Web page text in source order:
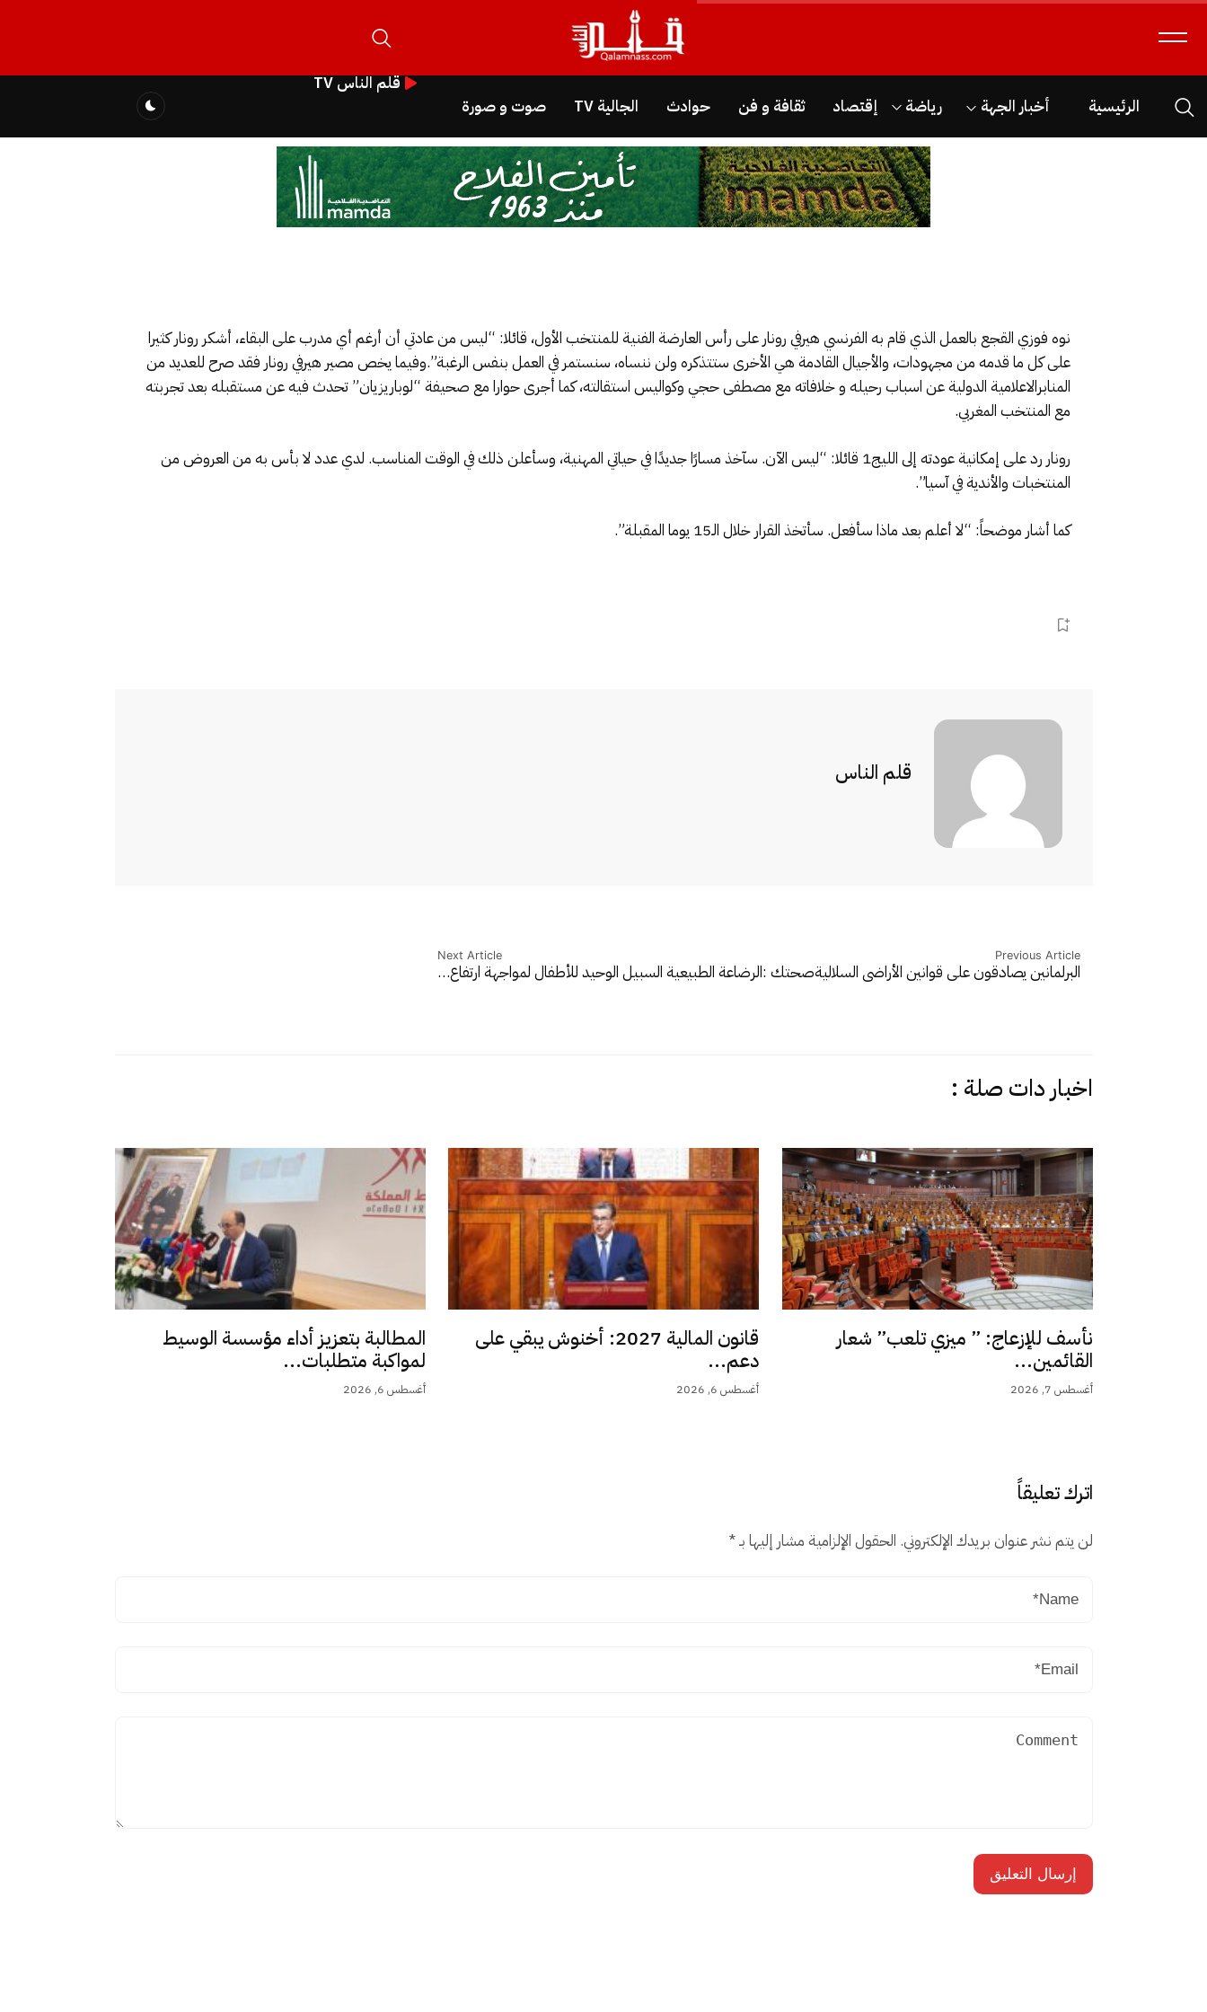
الرئيسية أخبار الجهة رياضة إقتصاد ثقافة و فن حوادث الجالية TV صوت و صورة
قلم الناس TV
نوه فوزي القجع بالعمل الذي قام به الفرنسي هيرفي رونار على رأس العارضة الفنية للمنتخب الأول، قائلا: “ليس من عادتي أن أرغم أي مدرب على البقاء، أشكر رونار كثيرا
على كل ما قدمه من مجهودات، والأجيال القادمة هي الأخرى ستتذكره ولن ننساه، سنستمر في العمل بنفس الرغبة”.وفيما يخص مصير هيرفي رونار فقد صرح للعديد من
المنابرالاعلامية الدولية عن اسباب رحيله و خلافاته مع مصطفى حجي وكواليس استقالته، كما أجرى حوارا مع صحيفة “لوباريزيان” تحدث فيه عن مستقبله بعد تجربته
مع المنتخب المغربي.
رونار رد على إمكانية عودته إلى الليج1 قائلا: “ليس الآن. سآخذ مسارًا جديدًا في حياتي المهنية، وسأعلن ذلك في الوقت المناسب. لدي عدد لا بأس به من العروض من
المنتخبات والأندية في آسيا”.
كما أشار موضحاً: “لا أعلم بعد ماذا سأفعل. سأتخذ القرار خلال الـ15 يوما المقبلة”.
قلم الناس
Previous Article
البرلمانين يصادقون على قوانين الأراضي السلالية
Next Article
صحتك :الرضاعة الطبيعية السبيل الوحيد للأطفال لمواجهة ارتفاع…
اخبار دات صلة :
نأسف للإزعاج: ” ميزي تلعب” شعار
القائمين...
أغسطس 7, 2026
قانون المالية 2027: أخنوش يبقي على
دعم...
أغسطس 6, 2026
المطالبة بتعزيز أداء مؤسسة الوسيط
لمواكبة متطلبات...
أغسطس 6, 2026
اترك تعليقاً
لن يتم نشر عنوان بريدك الإلكتروني. الحقول الإلزامية مشار إليها بـ*